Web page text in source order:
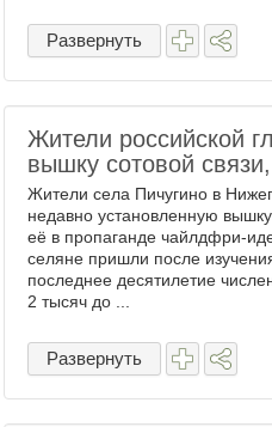
Развернуть
Жители российской
вышку сотовой
Жители села Пичугино в
недавно установленную
её в пропаганде чайлдфри-
селяне пришли после
последнее десятилетие
2 тысяч до ...
Развернуть